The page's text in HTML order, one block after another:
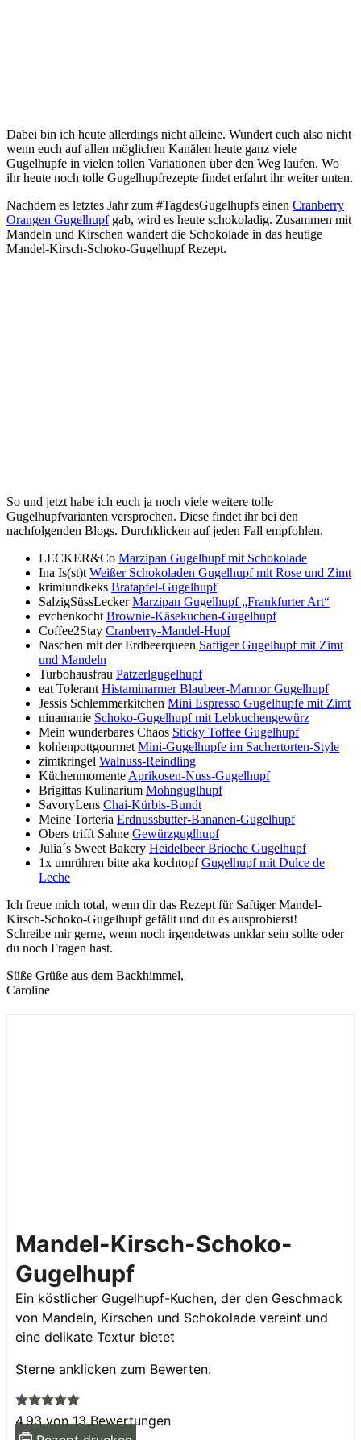
Dabei bin ich heute allerdings nicht alleine. Wundert euch also nicht
wenn euch auf allen möglichen Kanälen heute ganz viele
Gugelhupfe in vielen tollen Variationen über den Weg laufen. Wo
ihr heute noch tolle Gugelhupfrezepte findet erfahrt ihr weiter unten.
Nachdem es letztes Jahr zum #TagdesGugelhupfs einen Cranberry
Orangen Gugelhupfgab, wird es heute schokoladig. Zusammen mit
Mandeln und Kirschen wandert die Schokolade in das heutige
Mandel-Kirsch-Schoko-Gugelhupf Rezept.
So und jetzt habe ich euch ja noch viele weitere tolle
Gugelhupfvarianten versprochen. Diese findet ihr bei den
nachfolgenden Blogs. Durchklicken auf jeden Fall empfohlen.
LECKER&Co Marzipan Gugelhupf mit Schokolade
Ina Is(st)t Weißer Schokoladen Gugelhupf mit Rose und Zimt
krimiundkeks Bratapfel-Gugelhupf
SalzigSüssLeckerMarzipan Gugelhupf „Frankfurter Art“
evchenkocht Brownie-Käsekuchen-Gugelhupf
Coffee2Stay Cranberry-Mandel-Hupf
Naschen mit der Erdbeerqueen Saftiger Gugelhupf mit Zimt
und Mandeln
Turbohausfrau Patzerlgugelhupf
eat Tolerant Histaminarmer Blaubeer-Marmor Gugelhupf
Jessis Schlemmerkitchen Mini Espresso Gugelhupfe mit Zimt
ninamanie Schoko-Gugelhupf mit Lebkuchengewürz
Mein wunderbares Chaos Sticky Toffee Gugelhupf
kohlenpottgourmet Mini-Gugelhupfe im Sachertorten-Style
zimtkringel Walnuss-Reindling
Küchenmomente Aprikosen-Nuss-Gugelhupf
Brigittas Kulinarium Mohnguglhupf
SavoryLens Chai-Kürbis-Bundt
Meine Torteria Erdnussbutter-Bananen-Gugelhupf
Obers trifft Sahne Gewürzguglhupf
Julia´s Sweet Bakery Heidelbeer Brioche Gugelhupf
1x umrühren bitte aka kochtopfGugelhupf mit Dulce de
Leche
Ich freue mich total, wenn dir das Rezept für Saftiger Mandel-
Kirsch-Schoko-Gugelhupf gefällt und du es ausprobierst!
Schreibe mir gerne, wenn noch irgendetwas unklar sein sollte oder
du noch Fragen hast.
Süße Grüße aus dem Backhimmel,
Caroline
Mandel-Kirsch-Schoko-
Gugelhupf
Ein köstlicher Gugelhupf-Kuchen, der den Geschmack
von Mandeln, Kirschen und Schokolade vereint und
eine delikate Textur bietet
Sterne anklicken zum Bewerten.
4.93von13Bewertungen